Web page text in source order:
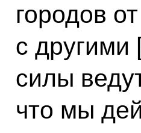
городов
с другими
силы
что мы